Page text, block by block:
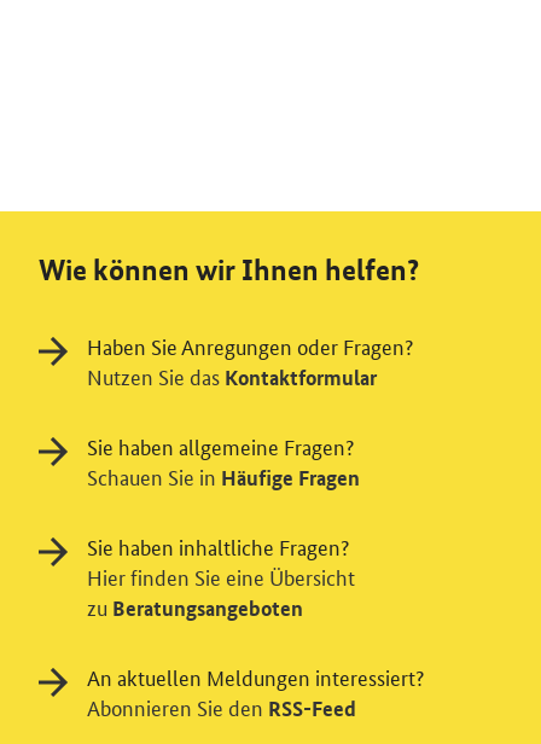
Wie können wir Ihnen helfen?
Haben Sie Anregungen oder Fragen?
Nutzen Sie das Kontaktformular
Sie haben allgemeine Fragen?
Schauen Sie in Häufige Fragen
Sie haben inhaltliche Fragen?
Hier finden Sie eine Übersicht
zu Beratungsangeboten
An aktuellen Meldungen interessiert?
Abonnieren Sie den RSS-Feed